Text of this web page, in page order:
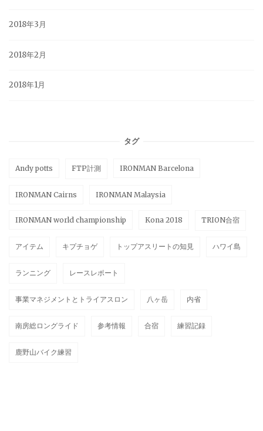
2018年3月
2018年2月
2018年1月
タグ
Andy potts FTP計測 IRONMAN Barcelona
IRONMAN Cairns IRONMAN Malaysia
IRONMAN world championship Kona 2018 TRION合宿
アイテム キプチョゲ トップアスリートの知見 ハワイ島
ランニング レースレポート
事業マネジメントとトライアスロン 八ヶ岳 内省
南房総ロングライド 参考情報 合宿 練習記録
鹿野山バイク練習